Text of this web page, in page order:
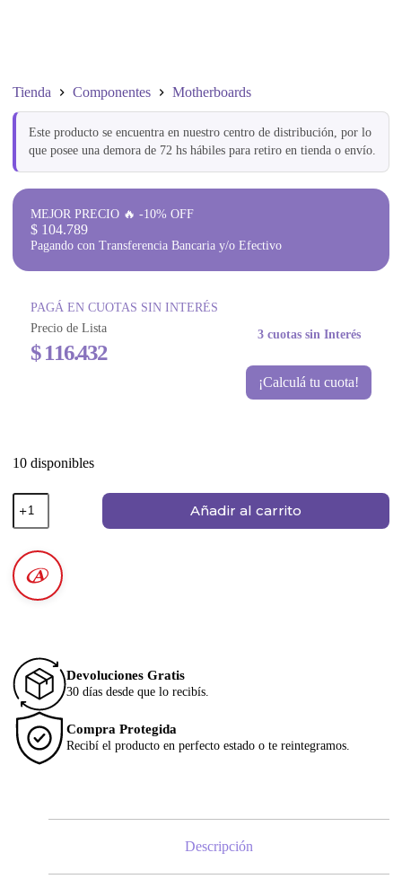
Tienda Componentes Motherboards
Este producto se encuentra en nuestro centro de distribución, por lo
que posee una demora de 72 hs hábiles para retiro en tienda o envío.
MEJOR PRECIO 🔥 -10% OFF
$ 104.789
Pagando con Transferencia Bancaria y/o Efectivo
PAGÁ EN CUOTAS SIN INTERÉS
Precio de Lista
$116.432
3 cuotas sin Interés
¡Calculá tu cuota!
10 disponibles
Añadir al carrito
Devoluciones Gratis
30 días desde que lo recibís.
Compra Protegida
Recibí el producto en perfecto estado o te reintegramos.
Descripción